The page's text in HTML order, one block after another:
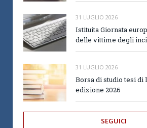
31 LUGLIO 2026
Istituita Giornata
delle vittime degli
31 LUGLIO 2026
Borsa di studio tesi di
edizione 2026
SEGUICI